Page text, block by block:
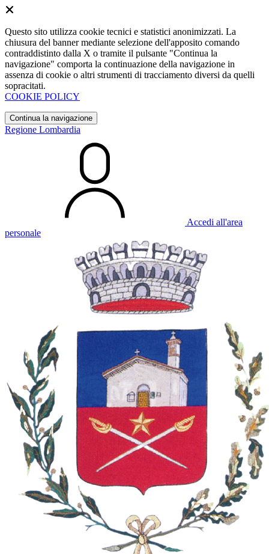
Questo sito utilizza cookie tecnici e statistici anonimizzati. La
chiusura del banner mediante selezione dell'apposito comando
contraddistinto dalla X o tramite il pulsante "Continua la
navigazione" comporta la continuazione della navigazione in
assenza di cookie o altri strumenti di tracciamento diversi da quelli
sopracitati.
COOKIE POLICY
Continua la navigazione
Regione Lombardia
Accedi all'area
personale